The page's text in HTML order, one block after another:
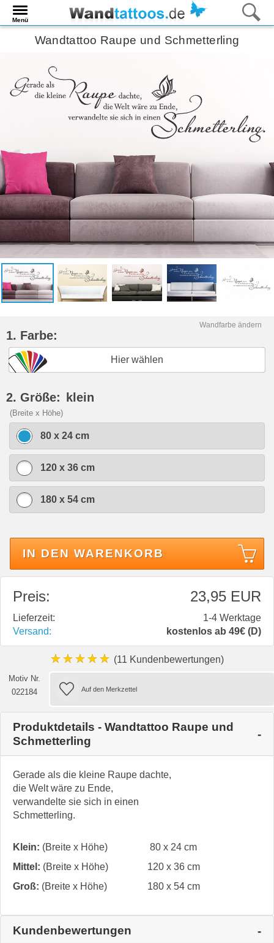
Menü
Wandtattoo Raupe und Schmetterling
Wandfarbe ändern
1. Farbe:
Hier wählen
2. Größe: klein
(Breite x Höhe)
80 x 24 cm
120 x 36 cm
180 x 54 cm
IN DEN WARENKORB
Preis: 23,95 EUR
Lieferzeit:
1-4 Werktage
Versand:
kostenlos ab 49€ (D)
★★★★★ (11 Kundenbewertungen)
Motiv Nr.
022184
Produktdetails - Wandtattoo Raupe und
Schmetterling
Gerade als die kleine Raupe dachte,
die Welt wäre zu Ende,
verwandelte sie sich in einen
Schmetterling.
Klein: (Breite x Höhe)
80 x 24 cm
Mittel: (Breite x Höhe)
120 x 36 cm
Groß: (Breite x Höhe) 180 x 54 cm
Kundenbewertungen